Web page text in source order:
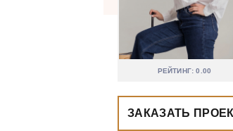
РЕЙТИНГ: 0.00
ЗАКАЗАТЬ